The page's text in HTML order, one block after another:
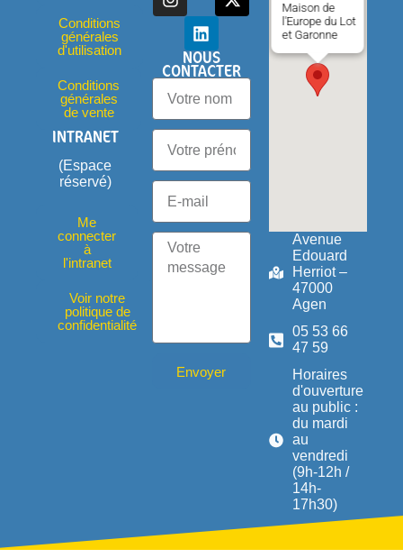
Conditions
générales
d'utilisation
Conditions
générales
de vente
INTRANET
(Espace
réservé)
Me
connecter
à
l'intranet
Voir notre
politique de
confidentialité
NOUS
CONTACTER
Envoyer
Maison de
l'Europe du Lot
et Garonne
Avenue
Edouard
Herriot –
47000
Agen
05 53 66
47 59
Horaires
d'ouverture
au public :
du mardi
au
vendredi
(9h-12h /
14h-
17h30)